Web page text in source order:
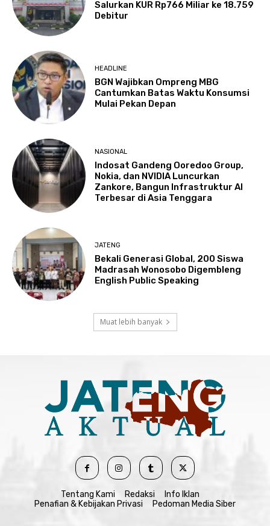
Salurkan KUR Rp766 Miliar ke 18.759
Debitur
HEADLINE
BGN Wajibkan Ompreng MBG
Cantumkan Batas Waktu Konsumsi
Mulai Pekan Depan
NASIONAL
Indosat Gandeng Ooredoo Group,
Nokia, dan NVIDIA Luncurkan
Zankore, Bangun Infrastruktur AI
Terbesar di Asia Tenggara
JATENG
Bekali Generasi Global, 200 Siswa
Madrasah Wonosobo Digembleng
English Public Speaking
Muat lebih banyak
Tentang Kami Redaksi
Info Iklan
Penafian & Kebijakan Privasi
Pedoman Media Siber